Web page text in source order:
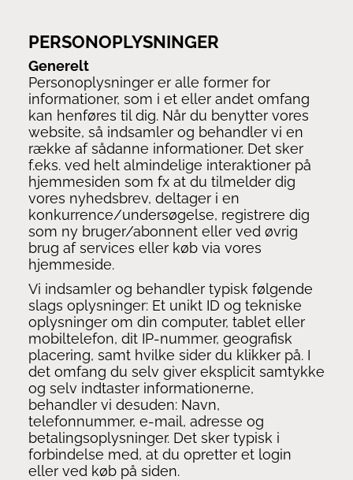
PERSONOPLYSNINGER
Generelt
Personoplysninger er alle former for
informationer, som i et eller andet omfang
kan henføres til dig. Når du benytter vores
website, så indsamler og behandler vi en
række af sådanne informationer. Det sker
f.eks. ved helt almindelige interaktioner på
hjemmesiden som fx at du tilmelder dig
vores nyhedsbrev, deltager i en
konkurrence/undersøgelse, registrere dig
som ny bruger/abonnent eller ved øvrig
brug af services eller køb via vores
hjemmeside.
Vi indsamler og behandler typisk følgende
slags oplysninger: Et unikt ID og tekniske
oplysninger om din computer, tablet eller
mobiltelefon, dit IP-nummer, geografisk
placering, samt hvilke sider du klikker på. I
det omfang du selv giver eksplicit samtykke
og selv indtaster informationerne,
behandler vi desuden: Navn,
telefonnummer, e-mail, adresse og
betalingsoplysninger. Det sker typisk i
forbindelse med, at du opretter et login
eller ved køb på siden.